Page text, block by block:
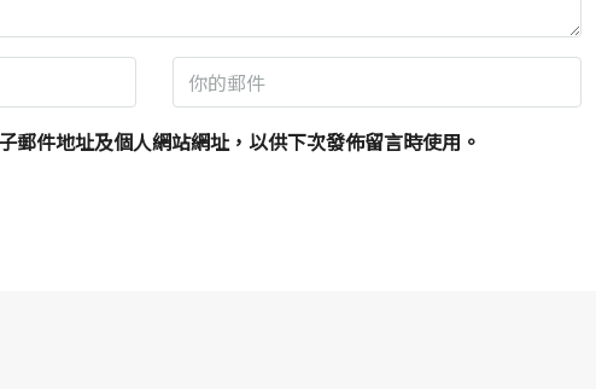
郵件地址及個人網站網址，以供下次發佈留言時使用。